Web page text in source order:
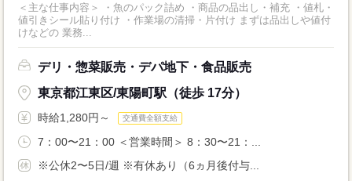
＜主な仕事内容＞ ・魚のパック詰め ・商品の品出し・補充 ・値札・
値引きシール貼り付け ・作業場の清掃・片付け まずは品出しや値付
けなどの 業務...
デリ・惣菜販売・デパ地下・食品販売
東京都江東区/東陽町駅（徒歩 17分）
時給1,280円～ 交通費全額支給
7：00〜21：00 ＜営業時間＞ 8：30〜21：...
※公休2〜5日/週 ※有休あり（6ヵ月後付与...